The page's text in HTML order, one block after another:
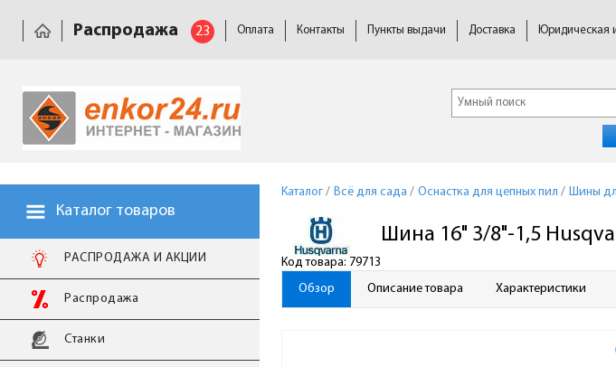
Распродажа 23 Оплата Контакты Пункты выдачи Доставка Юридическая
Каталог товаров
РАСПРОДАЖА И АКЦИИ
Распродажа
Станки
Каталог / Всё для сада / Оснастка для цепных пил / Шины
Код товара: 79713
Шина 16" 3/8"-1,5
Обзор Описание товара Характеристики